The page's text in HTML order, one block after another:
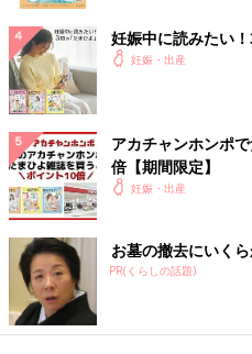
妊娠中に読みたい
妊娠・出産
アカチャンホンポ
倍【期間限定】
妊娠・出産
お墓の撤去にいく
PR(くらしの話題)